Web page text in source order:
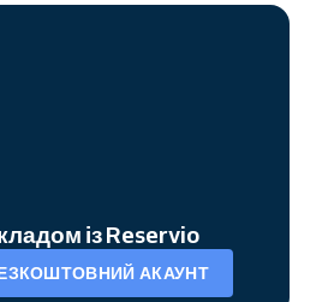
із Reservio
АКАУНТ